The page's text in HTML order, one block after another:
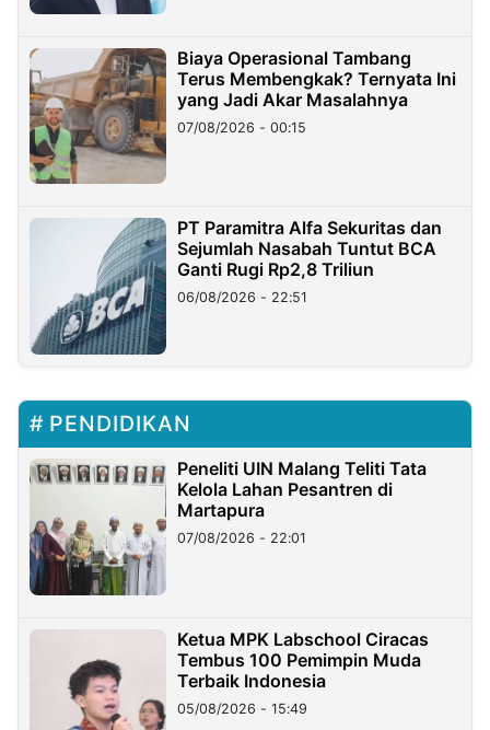
Biaya Operasional Tambang
Terus Membengkak? Ternyata Ini
yang Jadi Akar Masalahnya
07/08/2026 - 00:15
PT Paramitra Alfa Sekuritas dan
Sejumlah Nasabah Tuntut BCA
Ganti Rugi Rp2,8 Triliun
06/08/2026 - 22:51
PENDIDIKAN
Peneliti UIN Malang Teliti Tata
Kelola Lahan Pesantren di
Martapura
07/08/2026 - 22:01
Ketua MPK Labschool Ciracas
Tembus 100 Pemimpin Muda
Terbaik Indonesia
05/08/2026 - 15:49